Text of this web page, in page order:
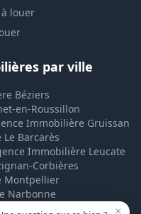
louer
par ville
Béziers
en-Roussillon
Immobilière Gruissan
Barcarès
Immobilière Leucate
Corbières
Montpellier
Narbonne
Plage